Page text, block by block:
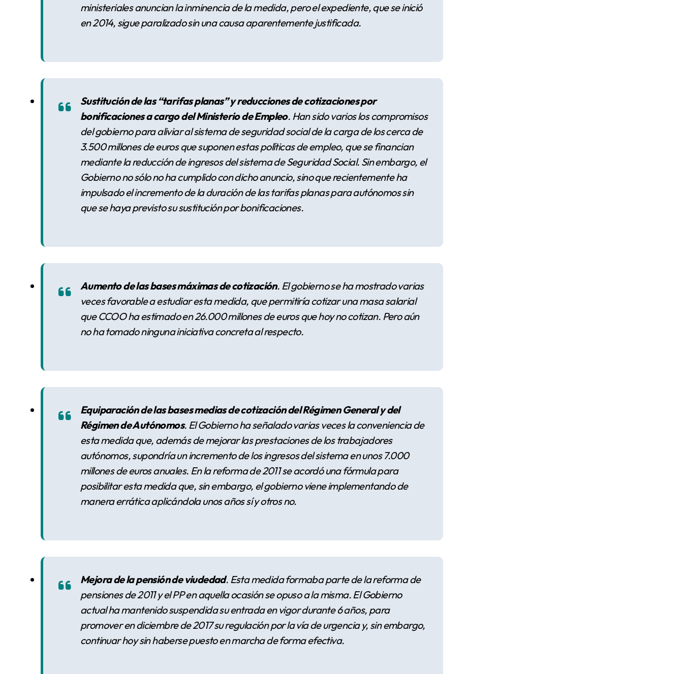
ministeriales anuncian la inminencia de la medida, pero el expediente, que se inició
en 2014, sigue paralizado sin una causa aparentemente justificada.
Sustitución de las “tarifas planas” y reducciones de cotizaciones por
bonificaciones a cargo del Ministerio de Empleo. Han sido varios los compromisos
del gobierno para aliviar al sistema de seguridad social de la carga de los cerca de
3.500 millones de euros que suponen estas políticas de empleo, que se financian
mediante la reducción de ingresos del sistema de Seguridad Social. Sin embargo, el
Gobierno no sólo no ha cumplido con dicho anuncio, sino que recientemente ha
impulsado el incremento de la duración de las tarifas planas para autónomos sin
que se haya previsto su sustitución por bonificaciones.
Aumento de las bases máximas de cotización. El gobierno se ha mostrado varias
veces favorable a estudiar esta medida, que permitiría cotizar una masa salarial
que CCOO ha estimado en 26.000 millones de euros que hoy no cotizan. Pero aún
no ha tomado ninguna iniciativa concreta al respecto.
Equiparación de las bases medias de cotización del Régimen General y del
Régimen de Autónomos. El Gobierno ha señalado varias veces la conveniencia de
esta medida que, además de mejorar las prestaciones de los trabajadores
autónomos, supondría un incremento de los ingresos del sistema en unos 7.000
millones de euros anuales. En la reforma de 2011 se acordó una fórmula para
posibilitar esta medida que, sin embargo, el gobierno viene implementando de
manera errática aplicándola unos años sí y otros no.
Mejora de la pensión de viudedad. Esta medida formaba parte de la reforma de
pensiones de 2011 y el PP en aquella ocasión se opuso a la misma. El Gobierno
actual ha mantenido suspendida su entrada en vigor durante 6 años, para
promover en diciembre de 2017 su regulación por la vía de urgencia y, sin embargo,
continuar hoy sin haberse puesto en marcha de forma efectiva.